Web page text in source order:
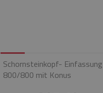
Schornsteinkopf- Einfassung
800/800 mit Konus